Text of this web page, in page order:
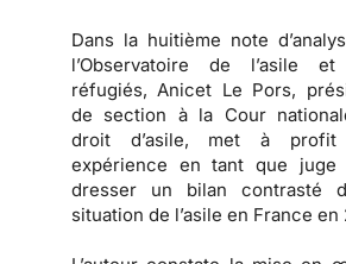
Dans la huitième note
l’Observatoire de l’asile
réfugiés,Anicet Le Pors,
de section à la Cour
droit d’asile, met à profit
expérience en tant que juge
dresser un bilan contrasté
situation de l’asile en France en